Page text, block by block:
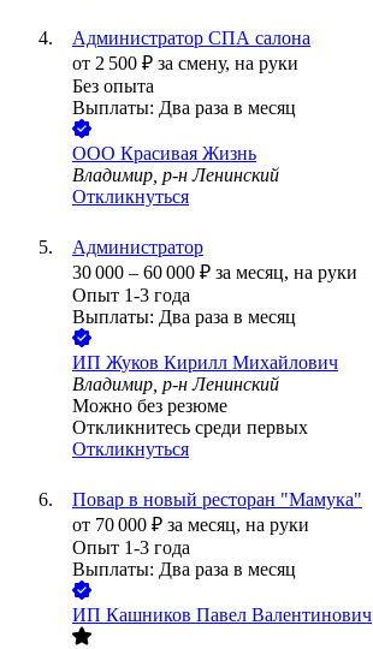
Администратор СПА салона
от 2 500 ₽ за смену, на руки
Без опыта
Выплаты: Два раза в месяц
ООО Красивая Жизнь
Владимир, р-н Ленинский
Откликнуться
Администратор
30 000 – 60 000 ₽ за месяц, на руки
Опыт 1-3 года
Выплаты: Два раза в месяц
ИП Жуков Кирилл Михайлович
Владимир, р-н Ленинский
Можно без резюме
Откликнитесь среди первых
Откликнуться
Повар в новый ресторан "Мамука"
от 70 000 ₽ за месяц, на руки
Опыт 1-3 года
Выплаты: Два раза в месяц
ИП Кашников Павел Валентинович